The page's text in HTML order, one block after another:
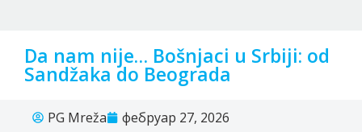
Da nam nije… Bošnjaci u Srbiji: od
Sandžaka do Beograda
PG Mreža фебруар 27, 2026